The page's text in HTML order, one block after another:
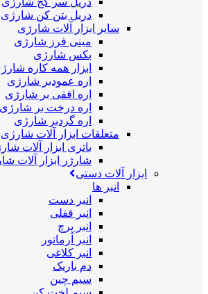
دریل بتن کن شارژی
سایر ابزار آلات شارژی
مینی فرز شارژی
بکس شارژی
ابزار همه کاره
اره عمودبر شارژی
اره افقی بر شارژی
اره درخت بر شارژی
اره گردبر شارژی
متعلقات ابزار آلات شارژی
باتری ابزار آلات
شارژر ابزار آلات
ابزار آلات دستی
انبر ها
انبر دست
انبر قفلی
انبر پرچ
انبر آرماتور
انبر کلاغی
دم باریک
سیم چین